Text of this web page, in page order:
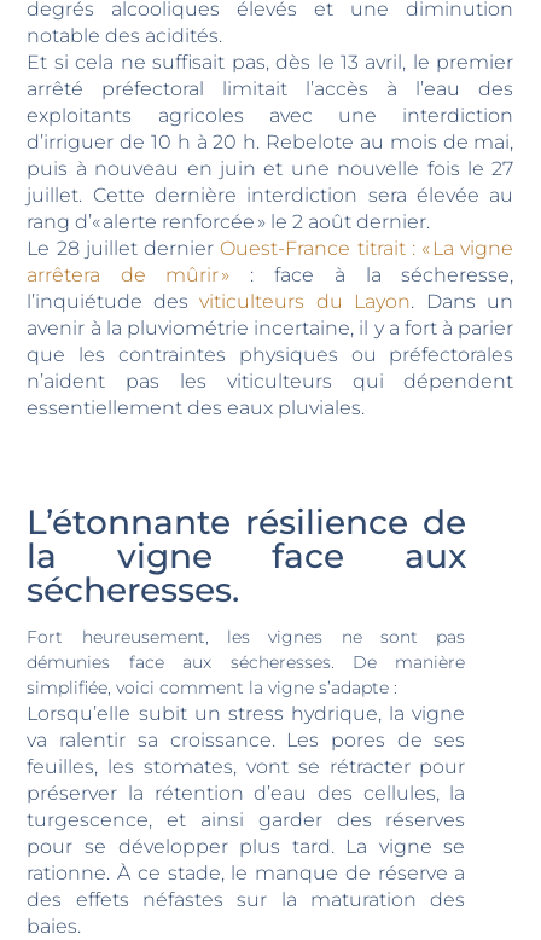
degrés alcooliques élevés et une diminution
notable des acidités.
Et si cela ne suffisait pas, dès le 13 avril, le premier
arrêté préfectoral limitait l’accès à l’eau des
exploitants agricoles avec une interdiction
d’irriguer de 10 h à 20 h. Rebelote au mois de mai,
puis à nouveau en juin et une nouvelle fois le 27
juillet. Cette dernière interdiction sera élevée au
rang d’« alerte renforcée » le 2 août dernier.
Le 28 juillet dernier Ouest-France titrait : « La vigne
arrêtera de mûrir » : face à la sécheresse,
l’inquiétude desviticulteurs du Layon. Dans un
avenir à la pluviométrie incertaine, il y a fort à parier
que les contraintes physiques ou préfectorales
n’aident pas les viticulteurs qui dépendent
essentiellement des eaux pluviales.
L’étonnante résilience de
la vigne face aux
sécheresses.
Fort heureusement, les vignes ne sont pas
démunies face aux sécheresses. De manière
simplifiée, voici comment la vigne s’adapte :
Lorsqu’elle subit un stress hydrique, la vigne
va ralentir sa croissance. Les pores de ses
feuilles, les stomates, vont se rétracter pour
préserver la rétention d’eau des cellules, la
turgescence, et ainsi garder des réserves
pour se développer plus tard. La vigne se
rationne. À ce stade, le manque de réserve a
des effets néfastes sur la maturation des
baies.